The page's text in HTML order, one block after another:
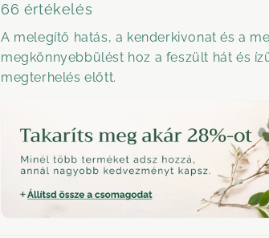
66 értékelés
A melegítő hatás, a kenderkivonat és a
megkönnyebbülést hoz a feszült hát és
megterhelés előtt.